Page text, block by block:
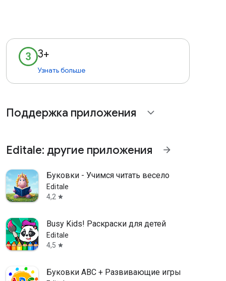
3+
Узнать больше
Поддержка приложения expand_more
Editale: другие приложения arrow_forward
Буковки - Учимся читать весело
Editale
4,2 star
Busy Kids! Раскраски для детей
Editale
4,5 star
Буковки ABC + Развивающие игры